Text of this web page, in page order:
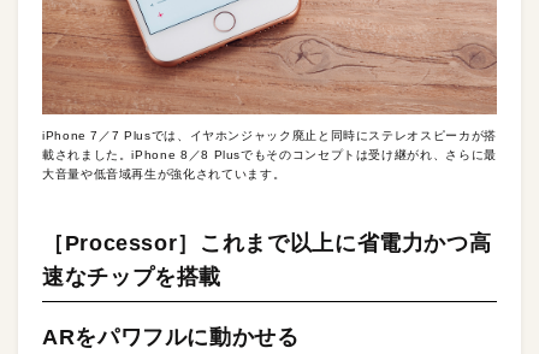
iPhone 7／7 Plusでは、イヤホンジャック廃止と同時にステレオスピーカが搭
載されました。iPhone 8／8 Plusでもそのコンセプトは受け継がれ、さらに最
大音量や低音域再生が強化されています。
［Processor］これまで以上に省電力かつ高
速なチップを搭載
ARをパワフルに動かせる